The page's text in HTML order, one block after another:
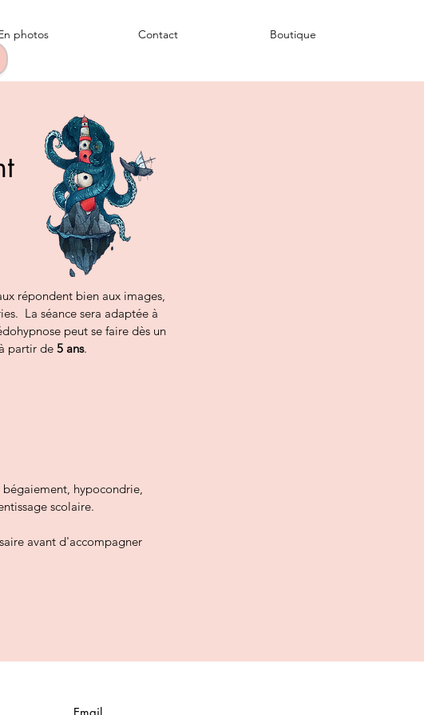
photos Contact Boutique
répondent bien aux images,
La séance sera adaptée à
peut se faire dès un
partir de 5 ans.
hypocondrie,
scolaire.
avant d'accompagner